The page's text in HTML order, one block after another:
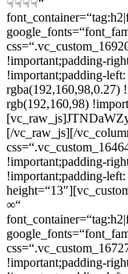
!important;padding-
!important;padding-
rgba(192,160,98,0.27)
rgb(192,160,98)
[/vc_raw_js][/
!important;padding-
!important;padding-
∞“
!important;padding-